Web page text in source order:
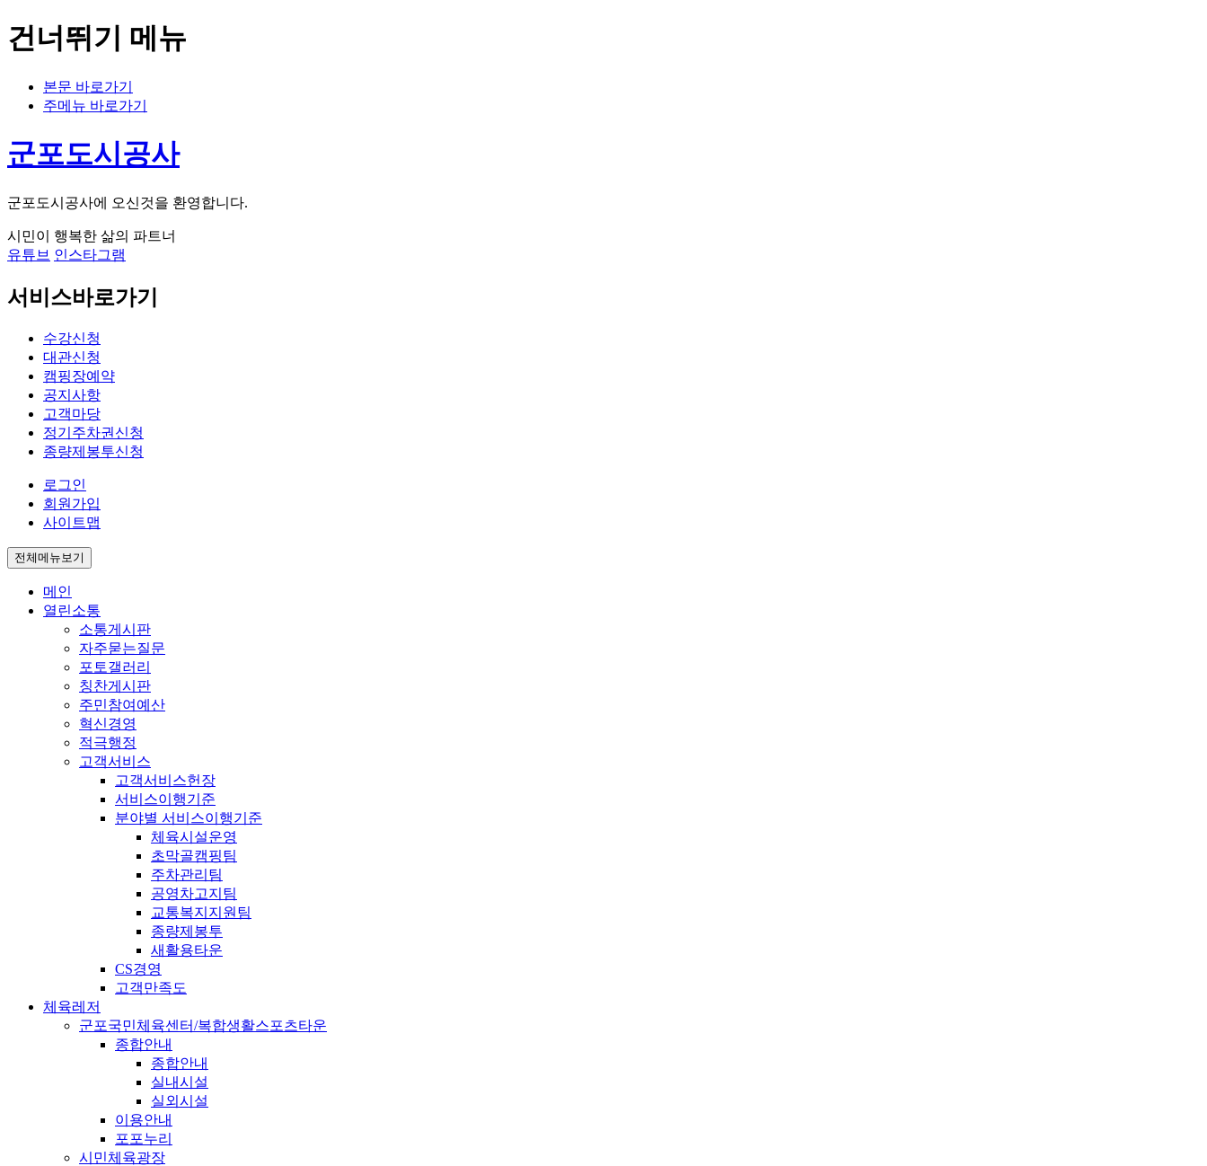
건너뛰기 메뉴
본문 바로가기
주메뉴 바로가기
군포도시공사
군포도시공사에 오신것을 환영합니다.
시민이 행복한 삶의 파트너
유튜브 인스타그램
서비스바로가기
수강신청
대관신청
캠핑장예약
공지사항
고객마당
정기주차권신청
종량제봉투신청
로그인
회원가입
사이트맵
전체메뉴보기
메인
열린소통
소통게시판
자주묻는질문
포토갤러리
칭찬게시판
주민참여예산
혁신경영
적극행정
고객서비스
고객서비스헌장
서비스이행기준
분야별 서비스이행기준
체육시설운영
초막골캠핑팀
주차관리팀
공영차고지팀
교통복지지원팀
종량제봉투
새활용타운
CS경영
고객만족도
체육레저
군포국민체육센터/복합생활스포츠타운
종합안내
종합안내
실내시설
실외시설
이용안내
포포누리
시민체육광장